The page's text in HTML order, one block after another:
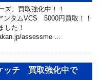
ズ、買取強化中！！
ンタムVCS 5000円買取！！
した！
assessme …
ッチ 買取強化中で